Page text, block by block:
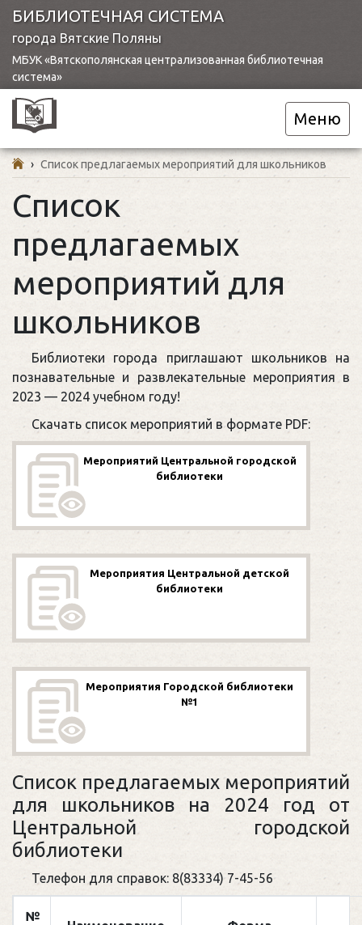
БИБЛИОТЕЧНАЯ СИСТЕМА
города Вятские Поляны
МБУК «Вятскополянская централизованная библиотечная
система»
Меню
› Cписок предлагаемых мероприятий для школьников
Cписок
предлагаемых
мероприятий для
школьников
Библиотеки города приглашают школьников на
познавательные и развлекательные мероприятия в
2023 — 2024 учебном году!
Скачать список мероприятий в формате PDF:
Мероприятий Центральной городской
библиотеки
Мероприятия Центральной детской
библиотеки
Мероприятия Городской библиотеки
№1
Список предлагаемых мероприятий
для школьников на 2024 год от
Центральной городской
библиотеки
Телефон для справок: 8(83334) 7-45-56
№